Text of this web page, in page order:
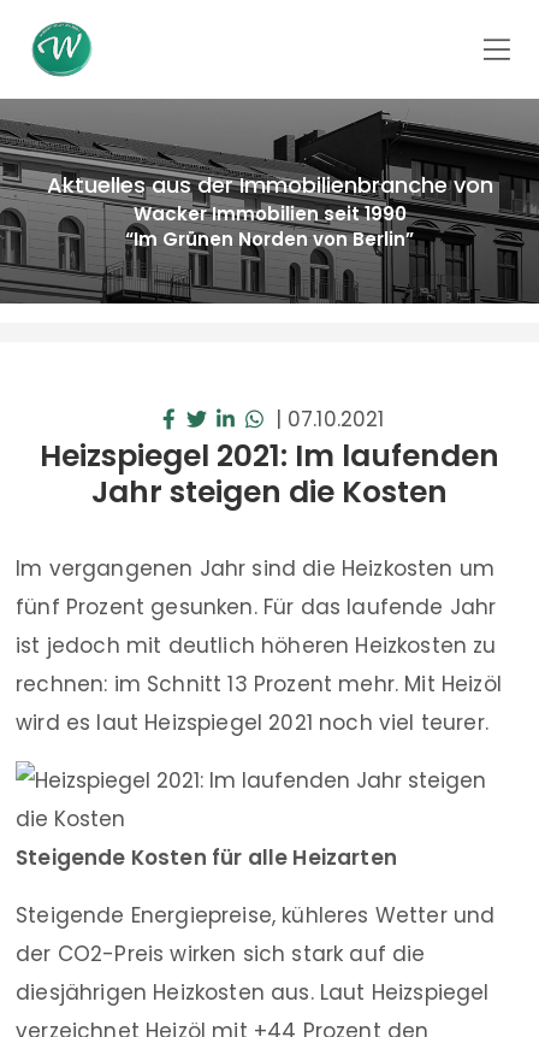
Aktuelles aus der Immobilienbranche von
Wacker Immobilien seit 1990
“Im Grünen Norden von Berlin”
| 07.10.2021
Heizspiegel 2021: Im laufenden
Jahr steigen die Kosten
Im vergangenen Jahr sind die Heizkosten um
fünf Prozent gesunken. Für das laufende Jahr
ist jedoch mit deutlich höheren Heizkosten zu
rechnen: im Schnitt 13 Prozent mehr. Mit Heizöl
wird es laut Heizspiegel 2021 noch viel teurer.
Steigende Kosten für alle Heizarten
Steigende Energiepreise, kühleres Wetter und
der CO2-Preis wirken sich stark auf die
diesjährigen Heizkosten aus. Laut Heizspiegel
verzeichnet Heizöl mit +44 Prozent den